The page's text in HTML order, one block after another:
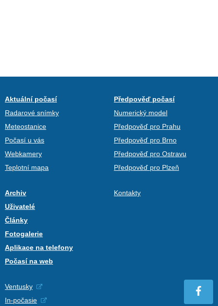
Aktuální počasí
Radarové snímky
Meteostanice
Počasí u vás
Webkamery
Teplotní mapa
Předpověď počasí
Numerický model
Předpověď pro Prahu
Předpověď pro Brno
Předpověď pro Ostravu
Předpověď pro Plzeň
Archiv
Uživatelé
Články
Fotogalerie
Aplikace na telefony
Počasí na web
Kontakty
Ventusky
In-počasie